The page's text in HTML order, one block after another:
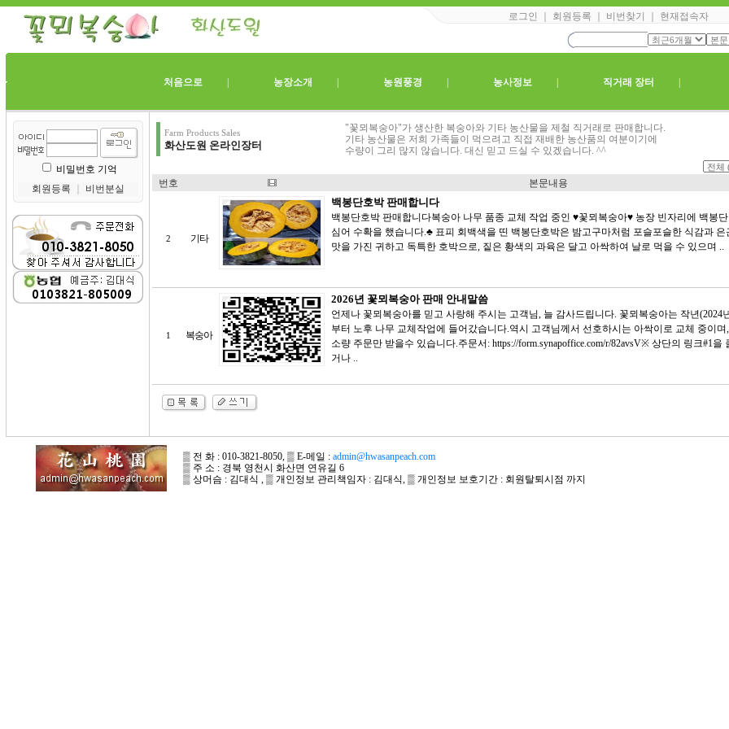
로그인 회원등록 비번찾기 현재접속자
처음으로 농장소개 농원풍경 농사정보 직거래 장터
비밀번호 기억
회원등록
비번분실
Farm Products Sales
화산도원 온라인장터
"꽃뫼복숭아"가 생산한 복숭아와 기타 농산물을 제철 직거래로 판매합니다.
기타 농산물은 저희 가족들이 먹으려고 직접 재배한 농산품의 여분이기에
수량이 그리 많지 않습니다. 대신 믿고 드실 수 있겠습니다. ^^
번호 본문내용
2 기타
백봉단호박 판매합니다
백봉단호박 판매합니다복숭아 나무 품종 교체 작업 중인 ♥꽃뫼복숭아♥ 농장 빈자리에 백봉
심어 수확을 했습니다.♣ 표피 회백색을 띤 백봉단호박은 밤고구마처럼 포슬포슬한 식감과 은
맛을 가진 귀하고 독특한 호박으로, 짙은 황색의 과육은 달고 아싹하여 날로 먹을 수 있으며 ..
1 복숭아
2026년 꽃뫼복숭아 판매 안내말씀
언제나 꽃뫼복숭아를 믿고 사랑해 주시는 고객님, 늘 감사드립니다. 꽃뫼복숭아는 작년(2024
부터 노후 나무 교체작업에 들어갔습니다.역시 고객님께서 선호하시는 아싹이로 교체 중이며
소량 주문만 받을수 있습니다.주문서: https://form.synapoffice.com/r/82avsV※ 상단의 링크#1을
거나 ..
▒ 전 화 : 010-3821-8050, ▒ E-메일 : admin@hwasanpeach.com
▒ 주 소 : 경북 영천시 화산면 연유길 6
▒ 상머슴 : 김대식 , ▒ 개인정보 관리책임자 : 김대식, ▒ 개인정보 보호기간 : 회원탈퇴시점 까지